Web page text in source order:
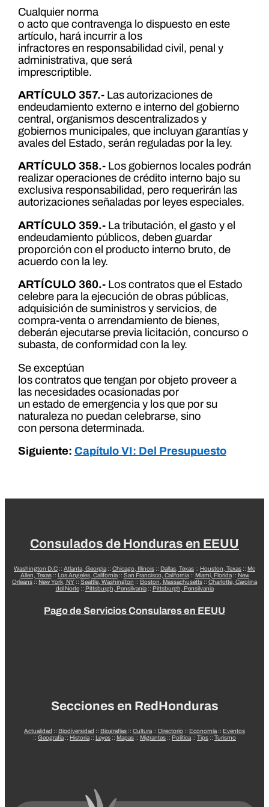
Cualquier norma
o acto que contravenga lo dispuesto en este
artículo, hará incurrir a los
infractores en responsabilidad civil, penal y
administrativa, que será
imprescriptible.
ARTÍCULO 357.- Las autorizaciones de
endeudamiento externo e interno del gobierno
central, organismos descentralizados y
gobiernos municipales, que incluyan garantías y
avales del Estado, serán reguladas por la ley.
ARTÍCULO 358.- Los gobiernos locales podrán
realizar operaciones de crédito interno bajo su
exclusiva responsabilidad, pero requerirán las
autorizaciones señaladas por leyes especiales.
ARTÍCULO 359.- La tributación, el gasto y el
endeudamiento públicos, deben guardar
proporción con el producto interno bruto, de
acuerdo con la ley.
ARTÍCULO 360.-Los contratos que el Estado
celebre para la ejecución de obras públicas,
adquisición de suministros y servicios, de
compra-venta o arrendamiento de bienes,
deberán ejecutarse previa licitación, concurso o
subasta, de conformidad con la ley.
Se exceptúan
los contratos que tengan por objeto proveer a
las necesidades ocasionadas por
un estado de emergencia y los que por su
naturaleza no puedan celebrarse, sino
con persona determinada.
Siguiente: Capítulo VI: Del Presupuesto
Consulados de Honduras en EEUU
Washington D.C :: Atlanta, Georgia :: Chicago, Illinois :: Dallas, Texas :: Houston, Texas :: Mc
Allen, Texas:: Los Angeles, California:: San Francisco, California:: Miami, Florida:: New
Orleans :: New York, NY :: Seattle, Washington :: Boston, Massachusetts :: Charlotte, Carolina
del Norte:: Pittsburgh, Pensilvania:: Pittsburgh, Pensilvania
Pago de Servicios Consulares en EEUU
Secciones en RedHonduras
Actualidad :: Biodiversidad :: Biografías :: Cultura :: Directorio :: Economía :: Eventos
:: Geografía :: Historia :: Leyes :: Mapas :: Migrantes :: Política :: Tips :: Turismo